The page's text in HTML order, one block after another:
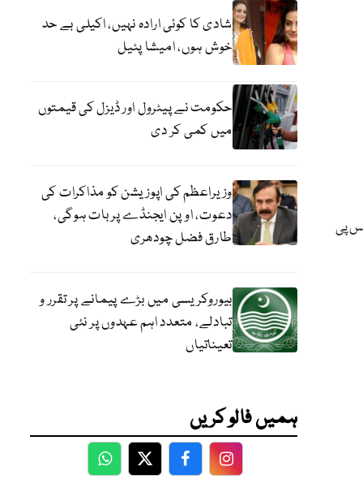
پی
شادی کا کوئی ارادہ نہیں، اکیلی بے حد
خوش ہوں، امیشا پٹیل
حکومت نے پیٹرول اور ڈیزل کی قیمتوں
میں کمی کر دی
وزیراعظم کی اپوزیشن کو مذاکرات کی
دعوت، اوپن ایجنڈے پر بات ہوگی،
طارق فضل چودھری
بیوروکریسی میں بڑے پیمانے پر تقرر و
تبادلے، متعدد اہم عہدوں پر نئی
تعیناتیاں
ہمیں فالو کریں
WhatsApp
TwitterFacebookFacebook